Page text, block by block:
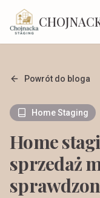
Powrót do bloga
Home Staging
Home
sprzedaż